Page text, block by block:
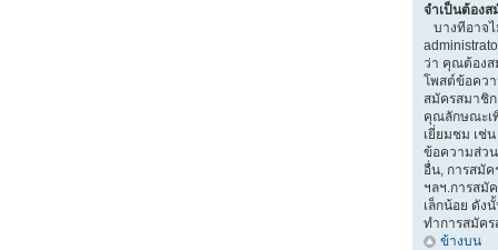
จำเป็นต้อง
บางทีอาจ
ว่า คุณต้องส
โพสต์ข้อควา
สมัครสมาชิ
คุณลักษณะเ
เยี่ยมชม เช่
ข้อความส่ว
อื่น, การสมัค
ฯลฯ.การสมั
เล็กน้อย ดัง
ทำการสมัค
ข้างบน